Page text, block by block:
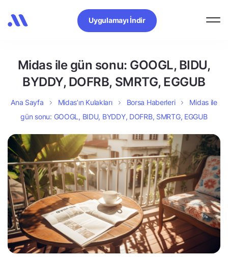
Uygulamayı İndir
Midas ile gün sonu: GOOGL, BIDU,
BYDDY, DOFRB, SMRTG, EGGUB
Ana Sayfa Midas’ın Kulakları Borsa Haberleri
Midas ile
gün sonu: GOOGL, BIDU, BYDDY, DOFRB, SMRTG, EGGUB